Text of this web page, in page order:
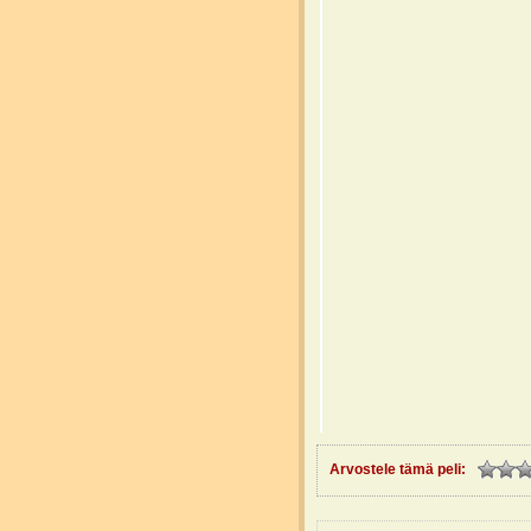
Arvostele tämä peli: